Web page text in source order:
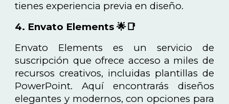
tienes experiencia previa en diseño.
4. Envato Elements 🌟📑
Envato Elements es un servicio de
suscripción que ofrece acceso a miles de
recursos creativos, incluidas plantillas de
PowerPoint. Aquí encontrarás diseños
elegantes y modernos, con opciones para